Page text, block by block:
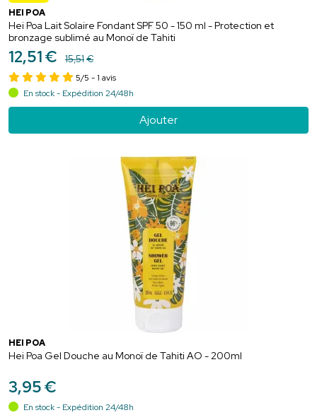
HEI POA
Hei Poa Lait Solaire Fondant SPF 50 - 150 ml - Protection et
bronzage sublimé au Monoï de Tahiti
12,51€ 15,51€
5/5 - 1 avis
En stock - Expédition 24/48h
Ajouter
HEI POA
Hei Poa Gel Douche au Monoï de Tahiti AO - 200ml
3,95€
En stock - Expédition 24/48h